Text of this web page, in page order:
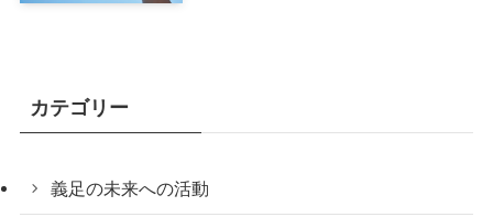
カテゴリー
義足の未来への活動